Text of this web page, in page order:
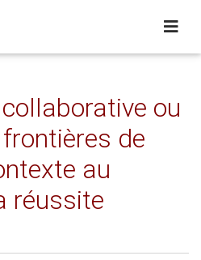
ou
de
au
réussite